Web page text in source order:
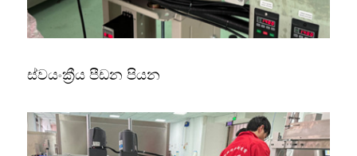
ස්වයංක්‍රීය පීඩන පියන